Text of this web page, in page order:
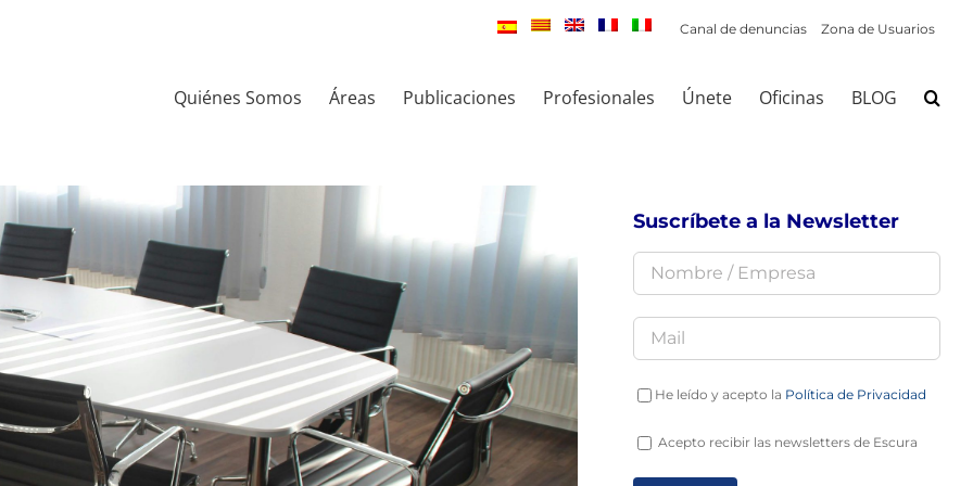
Canal de denuncias Zona de Usuarios
Quiénes Somos Áreas Publicaciones Profesionales Únete Oficinas BLOG
Suscríbete a la Newsletter
He leído y acepto la Política de Privacidad
Acepto recibir las newsletters de Escura